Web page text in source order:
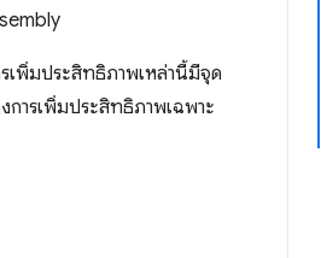
เพิ่มประสิทธิภาพเหล่านี้มีจุด
ารเพิ่มประสิทธิภาพเฉพาะ